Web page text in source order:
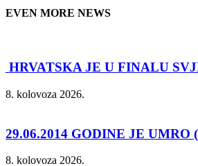
EVEN MORE NEWS
HRVATSKA JE U FINALU
8. kolovoza 2026.
29.06.2014 GODINE JE
8. kolovoza 2026.